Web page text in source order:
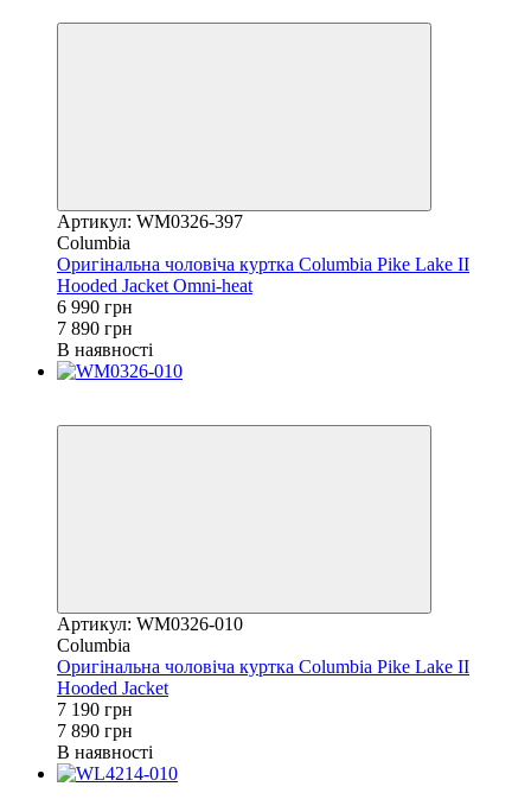
Артикул: WM0326-397
Columbia
Оригінальна чоловіча куртка Columbia Pike Lake II
Hooded Jacket Omni-heat
6 990 грн
7 890 грн
В наявності
Артикул: WM0326-010
Columbia
Оригінальна чоловіча куртка Columbia Pike Lake II
Hooded Jacket
7 190 грн
7 890 грн
В наявності